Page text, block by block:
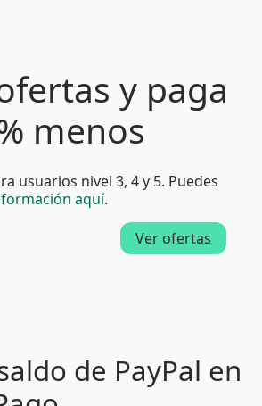
y paga
menos
usuarios nivel 3, 4 y 5. Puedes
aquí.
Ver ofertas
de PayPal en